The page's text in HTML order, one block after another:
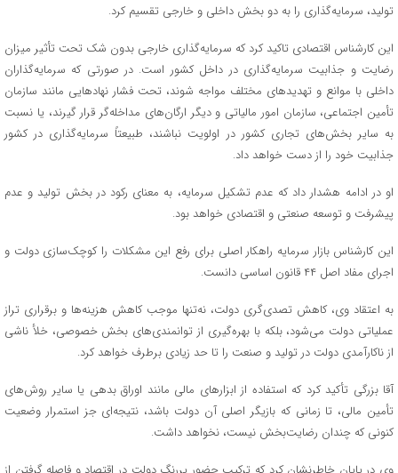
تولید، سرمایه‌گذاری را به دو بخش داخلی و خارجی تقسیم کرد.
این کارشناس اقتصادی تاکید کرد که سرمایه‌گذاری خارجی بدون شک تحت تأثیر میزان
رضایت و جذابیت سرمایه‌گذاری در داخل کشور است. در صورتی که سرمایه‌گذاران
داخلی با موانع و تهدیدهای مختلف مواجه شوند، تحت فشار نهادهایی مانند سازمان
تأمین اجتماعی، سازمان امور مالیاتی و دیگر ارگان‌های مداخله‌گر قرار گیرند، یا نسبت
به سایر بخش‌های تجاری کشور در اولویت نباشند، طبیعتاً سرمایه‌گذاری در کشور
جذابیت خود را از دست خواهد داد.
او در ادامه هشدار داد که عدم تشکیل سرمایه، به معنای رکود در بخش تولید و عدم
پیشرفت و توسعه صنعتی و اقتصادی خواهد بود.
این کارشناس بازار سرمایه راهکار اصلی برای رفع این مشکلات را کوچک‌سازی دولت و
اجرای مفاد اصل ۴۴ قانون اساسی دانست.
به اعتقاد وی، کاهش تصدی‌گری دولت، نه‌تنها موجب کاهش هزینه‌ها و برقراری تراز
عملیاتی دولت می‌شود، بلکه با بهره‌گیری از توانمندی‌های بخش خصوصی، خلأ ناشی
از ناکارآمدی دولت در تولید و صنعت را تا حد زیادی برطرف خواهد کرد.
آقا بزرگی تأکید کرد که استفاده از ابزارهای مالی مانند اوراق بدهی یا سایر روش‌های
تأمین مالی، تا زمانی که بازیگر اصلی آن دولت باشد، نتیجه‌ای جز استمرار وضعیت
کنونی که چندان رضایت‌بخش نیست، نخواهد داشت.